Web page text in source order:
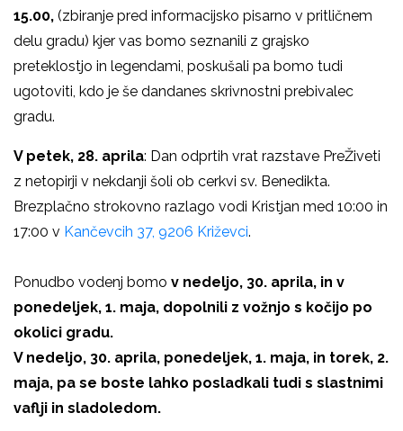
15.00, (zbiranje pred informacijsko pisarno v pritličnem
delu gradu) kjer vas bomo seznanili z grajsko
preteklostjo in legendami, poskušali pa bomo tudi
ugotoviti, kdo je še dandanes skrivnostni prebivalec
gradu.
V petek, 28. aprila: Dan odprtih vrat razstave PreŽiveti
z netopirji v nekdanji šoli ob cerkvi sv. Benedikta.
Brezplačno strokovno razlago vodi Kristjan med 10:00 in
17:00 v Kančevcih 37, 9206 Križevci.
Ponudbo vodenj bomo v nedeljo, 30. aprila, in v
ponedeljek, 1. maja, dopolnili z vožnjo s kočijo po
okolici gradu.
V nedeljo, 30. aprila, ponedeljek, 1. maja, in torek, 2.
maja, pa se boste lahko posladkali tudi s slastnimi
vaflji in sladoledom.